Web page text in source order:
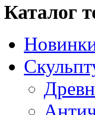
Каталог